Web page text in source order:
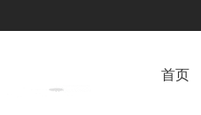
首页